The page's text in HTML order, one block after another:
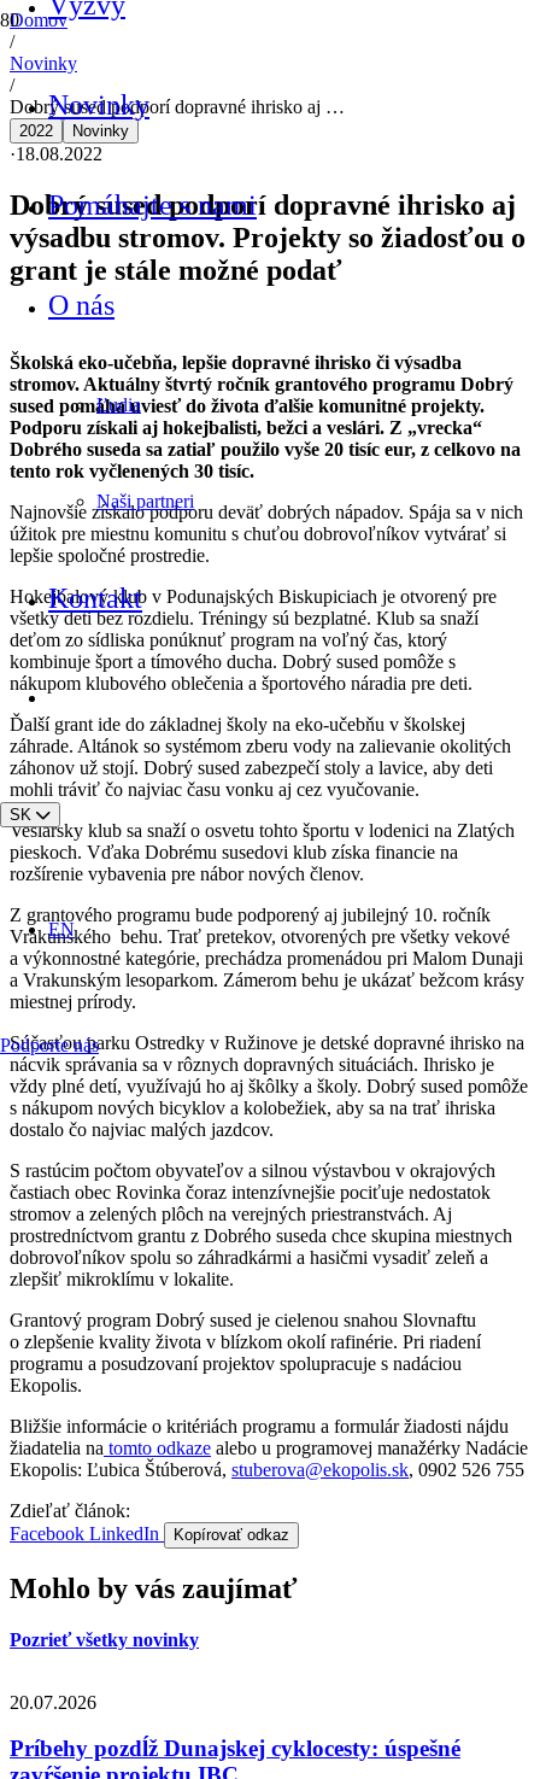
Novinky
Pomáhajte s nami
O nás
Ľudia
Naši partneri
Kontakt
SK
EN
Podporte nás
Domov
/
Novinky
/
Dobrý sused podporí dopravné ihrisko aj …
2022 Novinky
·18.08.2022
Dobrý sused podporí dopravné ihrisko aj
výsadbu stromov. Projekty so žiadosťou o
grant je stále možné podať
Školská eko-učebňa, lepšie dopravné ihrisko či výsadba
stromov. Aktuálny štvrtý ročník grantového programu Dobrý
sused pomáha uviesť do života ďalšie komunitné projekty.
Podporu získali aj hokejbalisti, bežci a veslári. Z „vrecka“
Dobrého suseda sa zatiaľ použilo vyše 20 tisíc eur, z celkovo na
tento rok vyčlenených 30 tisíc.
Najnovšie získalo podporu deväť dobrých nápadov. Spája sa v nich
úžitok pre miestnu komunitu s chuťou dobrovoľníkov vytvárať si
lepšie spoločné prostredie.
Hokejbalový klub v Podunajských Biskupiciach je otvorený pre
všetky deti bez rozdielu. Tréningy sú bezplatné. Klub sa snaží
deťom zo sídliska ponúknuť program na voľný čas, ktorý
kombinuje šport a tímového ducha. Dobrý sused pomôže s
nákupom klubového oblečenia a športového náradia pre deti.
Ďalší grant ide do základnej školy na eko-učebňu v školskej
záhrade. Altánok so systémom zberu vody na zalievanie okolitých
záhonov už stojí. Dobrý sused zabezpečí stoly a lavice, aby deti
mohli tráviť čo najviac času vonku aj cez vyučovanie.
Veslársky klub sa snaží o osvetu tohto športu v lodenici na Zlatých
pieskoch. Vďaka Dobrému susedovi klub získa financie na
rozšírenie vybavenia pre nábor nových členov.
Z grantového programu bude podporený aj jubilejný 10. ročník
Vrakunského behu. Trať pretekov, otvorených pre všetky vekové
a výkonnostné kategórie, prechádza promenádou pri Malom Dunaji
a Vrakunským lesoparkom. Zámerom behu je ukázať bežcom krásy
miestnej prírody.
Súčasťou parku Ostredky v Ružinove je detské dopravné ihrisko na
nácvik správania sa v rôznych dopravných situáciách. Ihrisko je
vždy plné detí, využívajú ho aj škôlky a školy. Dobrý sused pomôže
s nákupom nových bicyklov a kolobežiek, aby sa na trať ihriska
dostalo čo najviac malých jazdcov.
S rastúcim počtom obyvateľov a silnou výstavbou v okrajových
častiach obec Rovinka čoraz intenzívnejšie pociťuje nedostatok
stromov a zelených plôch na verejných priestranstvách. Aj
prostredníctvom grantu z Dobrého suseda chce skupina miestnych
dobrovoľníkov spolu so záhradkármi a hasičmi vysadiť zeleň a
zlepšiť mikroklímu v lokalite.
Grantový program Dobrý sused je cielenou snahou Slovnaftu
o zlepšenie kvality života v blízkom okolí rafinérie. Pri riadení
programu a posudzovaní projektov spolupracuje s nadáciou
Ekopolis.
Bližšie informácie o kritériách programu a formulár žiadosti nájdu
žiadatelia na tomto odkaze alebo u programovej manažérky Nadácie
Ekopolis: Ľubica Štúberová, stuberova@ekopolis.sk, 0902 526 755
Zdieľať článok:
Facebook LinkedIn Kopírovať odkaz
Mohlo by vás zaujímať
Pozrieť všetky novinky
20.07.2026
Príbehy pozdĺž Dunajskej cyklocesty: úspešné